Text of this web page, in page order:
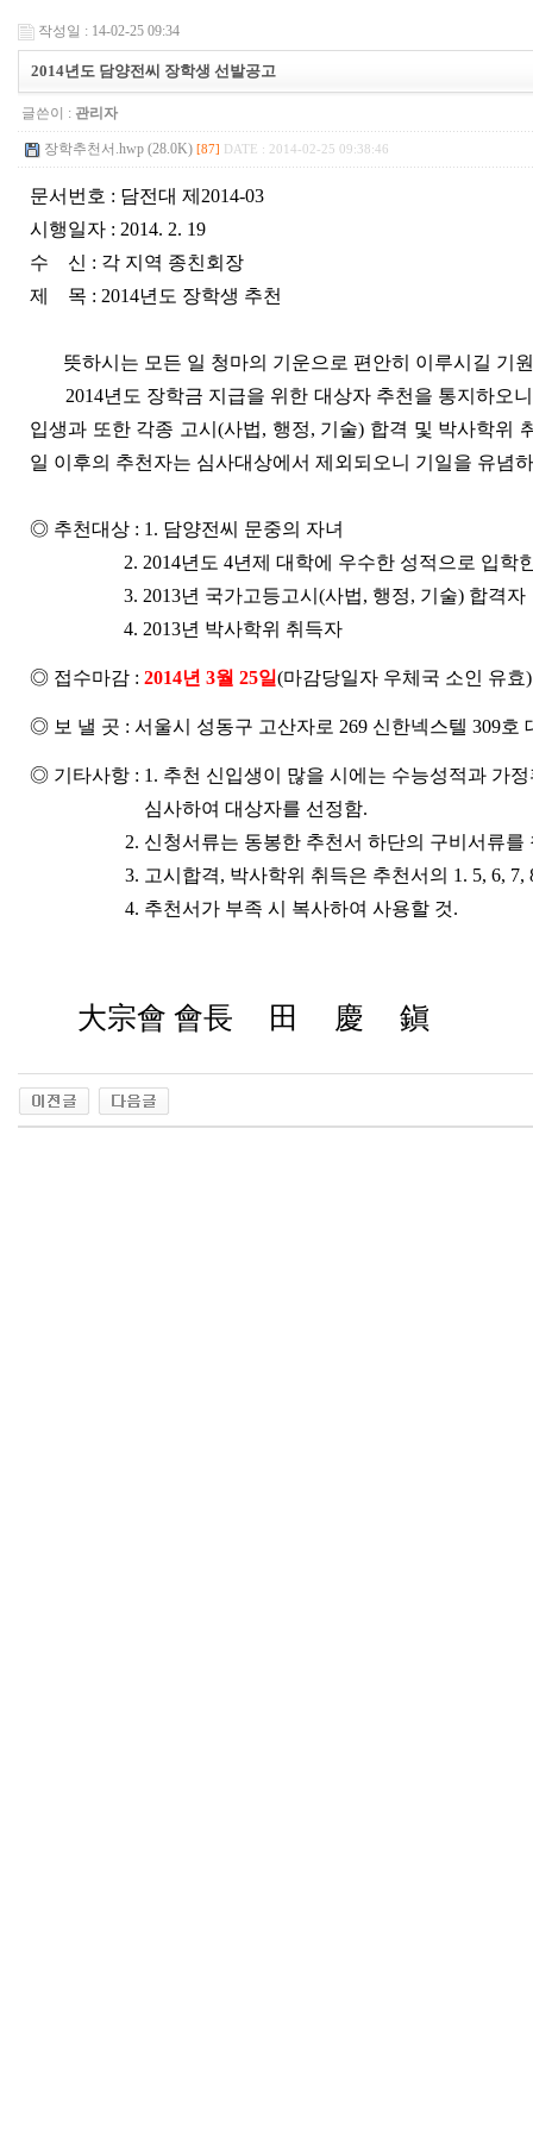
작성일 : 14-02-25 09:34
2014년도 담양전씨 장학생 선발공고
글쓴이 : 관리자
장학추천서.hwp (28.0K) [87] DATE : 2014-02-25 09:38:46
문서번호 : 담전대 제2014-03
시행일자 : 2014. 2. 19
수 신 : 각 지역 종친회장
제 목 : 2014년도 장학생 추천
뜻하시는 모든 일 청마의 기운으로 편안히 이루시길 기
2014년도 장학금 지급을 위한 대상자 추천을 통지하오
입생과 또한 각종 고시(사법, 행정, 기술) 합격 및 박사학위
일 이후의 추천자는 심사대상에서 제외되오니 기일을 유념
◎ 추천대상 : 1. 담양전씨 문중의 자녀
2. 2014년도 4년제 대학에 우수한 성적으로 입학한
3. 2013년 국가고등고시(사법, 행정, 기술) 합격자
4. 2013년 박사학위 취득자
◎ 접수마감 : 2014년 3월 25일(마감당일자 우체국 소인 유효)
◎ 보 낼 곳 : 서울시 성동구 고산자로 269 신한넥스텔 309호
◎ 기타사항 : 1. 추천 신입생이 많을 시에는 수능성적과 가
심사하여 대상자를 선정함.
2. 신청서류는 동봉한 추천서 하단의 구비서류를
3. 고시합격, 박사학위 취득은 추천서의 1. 5, 6, 7,
4. 추천서가 부족 시 복사하여 사용할 것.
大宗會 會長 田 慶 鎭